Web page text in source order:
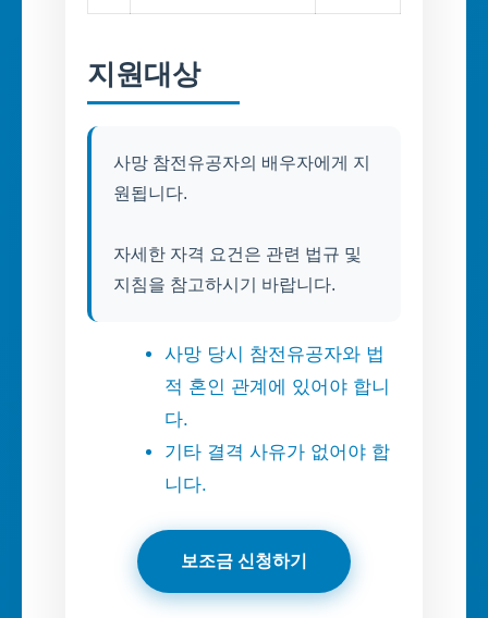
지원대상
사망 참전유공자의 배우자에게 지
원됩니다.
자세한 자격 요건은 관련 법규 및
지침을 참고하시기 바랍니다.
사망 당시 참전유공자와 법
적 혼인 관계에 있어야 합니
다.
기타 결격 사유가 없어야 합
니다.
보조금 신청하기